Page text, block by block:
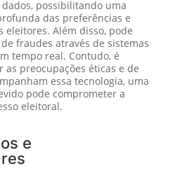
possibilitando uma
das preferências e
eleitores. Além disso, pode
fraudes através de sistemas
tempo real. Contudo, é
as preocupações éticas e de
essa tecnologia, uma
pode comprometer a
eleitoral.
e